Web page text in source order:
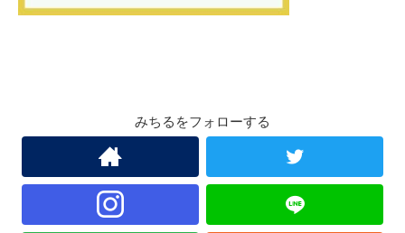
みちるをフォローする